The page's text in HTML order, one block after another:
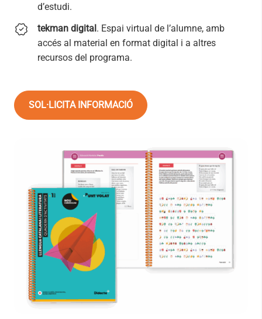
d’estudi.
tekman digital. Espai virtual de l’alumne, amb
accés al material en format digital i a altres
recursos del programa.
SOL·LICITA INFORMACIÓ